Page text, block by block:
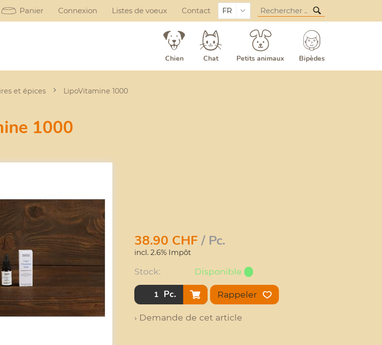
Panier Connexion Listes de voeux Contact FR
Chien Chat Petits animaux Bipèdes
et épices LipoVitamine 1000
1000
38.90 CHF/ Pc.
incl. 2.6% Impôt
Stock: Disponible
Pc. Rappeler
› Demande de cet article